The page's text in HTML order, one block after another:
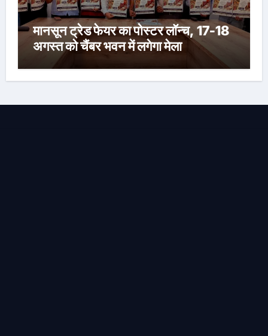
मानसून ट्रेड फेयर का पोस्टर लॉन्च, 17-18
अगस्त को चैंबर भवन में लगेगा मेला